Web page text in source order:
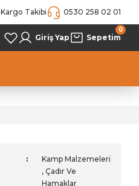
Kargo Takibi 0530 258 02 01
Giriş Yap Sepetim
0
Kamp Malzemeleri
,Çadır Ve
Hamaklar